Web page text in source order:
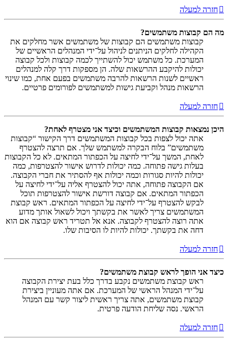
חזרה למעלה
מה הם קבוצות משתמשים?
קבוצות משתמשים הם קבוצות של משתמשים אשר מחלקים את
הקהילה לחלקים הניתנים לניהול על־ידי המנהלים הראשיים של
המערכת. כל משתמש יכול להשתייך לכמה קבוצות ולכל קבוצה
יכולות להיקבע ההרשאות שלה. הן מספקות דרך קלה למנהלים
ראשיים לשנות הרשאות להרבה משתמשים בפעם אחת, כמו שינוי
הרשאות מנהל וקביעת גישות למשתמשים לפורומים פרטיים.
חזרה למעלה
היכן נמצאות קבוצות המשתמשים וכיצד אני מצטרף לאחת?
אתה יכול לצפות בכל קבוצות המשתמשים דרך הקישור “קבוצות
משתמשים” בלוח הבקרה למשתמש שלך. אם תרצה להצטרף
לאחת, המשך על־ידי לחיצה על הכפתור המתאים. לא כל הקבוצות
בעלות גישה פתוחה. כמה יכולות לדרוש אישור להצטרפות, כמה
יכולות להיות סגורות וכמה יכולות אף להסתיר את חברי הקבוצה.
אם הקבוצה פתוחה, אתה יכול להצטרף אליה על־ידי לחיצה על
הכפתור המתאים. אם קבוצה דורשת אישור להצטרפות תוכל
לבקש להצטרף על־ידי לחיצה על הכפתור המתאים. ראש קבוצת
המשתמשים צריך לאשר את בקשתך ויכול לשאול אותך מדוע
אתה רוצה להצטרף לקבוצה. אנא אל תטריד ראש קבוצה אם הוא
דחה את בקשתך. יכולות להיות לו הסיבות שלו.
חזרה למעלה
כיצד אני הופך לראש קבוצת משתמשים?
ראש קבוצת משתמשים נקבע בדרך כלל בעת יצירת הקבוצה
על־ידי המנהל הראשי של המערכת. אם אתה מעוניין ביצירת
קבוצת משתמשים, אתה צריך ראשית ליצור קשר עם המנהל
הראשי. נסה שליחת הודעה פרטית.
חזרה למעלה